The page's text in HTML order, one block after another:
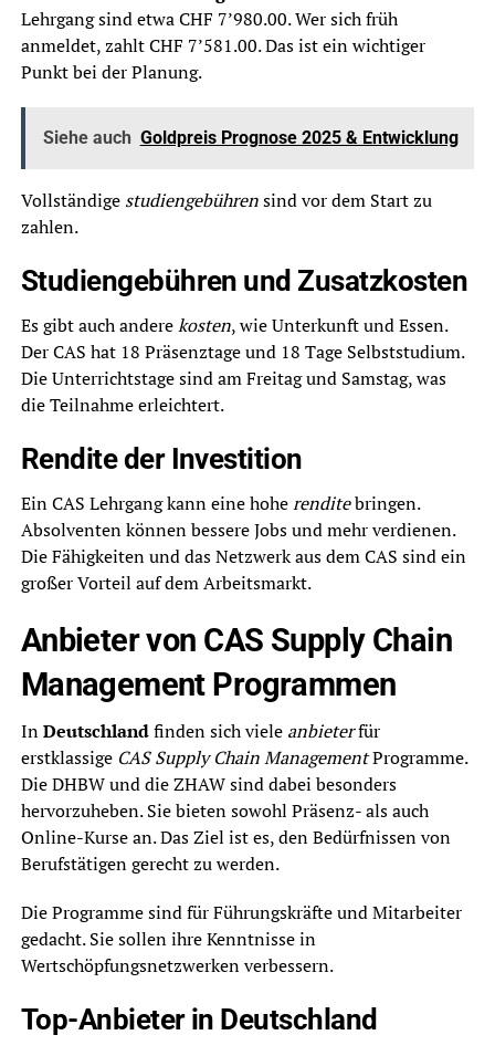
Lehrgang sind etwa CHF 7’980.00. Wer sich früh
anmeldet, zahlt CHF 7’581.00. Das ist ein wichtiger
Punkt bei der Planung.
Siehe auch Goldpreis Prognose 2025 & Entwicklung
Vollständige studiengebührensind vor dem Start zu
zahlen.
Studiengebühren und Zusatzkosten
Es gibt auch anderekosten, wie Unterkunft und Essen.
Der CAS hat 18 Präsenztage und 18 Tage Selbststudium.
Die Unterrichtstage sind am Freitag und Samstag, was
die Teilnahme erleichtert.
Rendite der Investition
Ein CAS Lehrgang kann eine hoherenditebringen.
Absolventen können bessere Jobs und mehr verdienen.
Die Fähigkeiten und das Netzwerk aus dem CAS sind ein
großer Vorteil auf dem Arbeitsmarkt.
Anbieter von CAS Supply Chain
Management Programmen
InDeutschlandfinden sich viele anbieterfür
erstklassige CAS Supply Chain ManagementProgramme.
Die DHBW und die ZHAW sind dabei besonders
hervorzuheben. Sie bieten sowohl Präsenz- als auch
Online-Kurse an. Das Ziel ist es, den Bedürfnissen von
Berufstätigen gerecht zu werden.
Die Programme sind für Führungskräfte und Mitarbeiter
gedacht. Sie sollen ihre Kenntnisse in
Wertschöpfungsnetzwerken verbessern.
Top-Anbieter in Deutschland